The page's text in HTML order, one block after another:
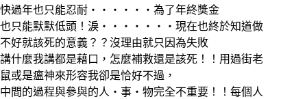
快過年也只能忍耐‧‧‧‧‧‧為了年終獎金
也只能默默低頭！淚‧‧‧‧‧‧‧現在也終於知道做
不好就該死的意義？？沒理由就只因為失敗
講什麼我講都是藉口，怎麼補救還是該死！！用過街老
鼠或是瘟神來形容我卻是恰好不過，
中間的過程與參與的人‧事‧物完全不重要！！每個人